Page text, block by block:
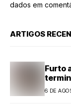
dados em
ARTIGOS
Furto
6 DE